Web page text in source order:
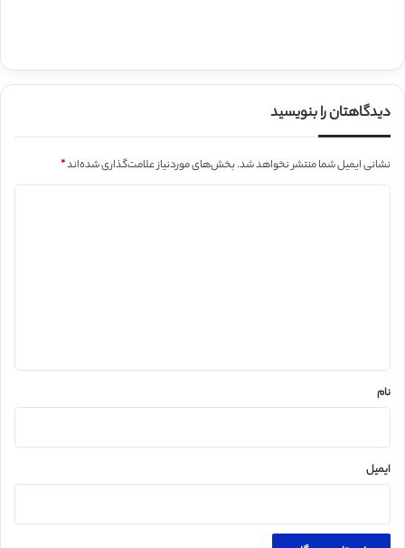
دیدگاهتان را بنویسید
نشانی ایمیل شما منتشر نخواهد شد.بخش‌های موردنیاز علامت‌گذاری شده‌اند*
نام
ایمیل